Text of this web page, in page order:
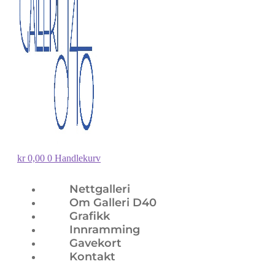
kr0,00 0 Handlekurv
Nettgalleri
Om Galleri D40
Grafikk
Innramming
Gavekort
Kontakt